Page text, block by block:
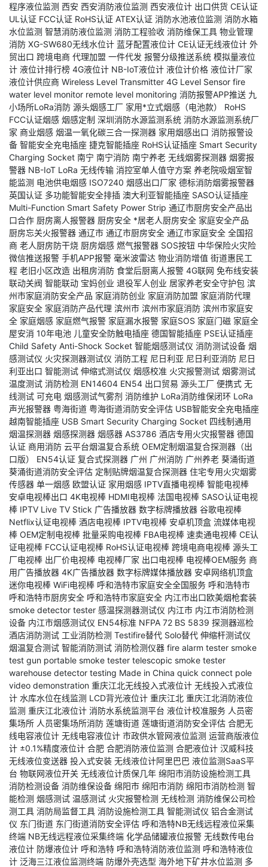
程序液位监测 西安 西安消防液位监测 西安液位计 出口供货 CE认证
UL认证 FCC认证 RoHS认证 ATEX认证 消防水池液位监测 消防水箱
水位监测 智慧消防液位监测 消防工程验收 消防维保工具 物业管理
消防 XG-SW680无线水位计 蓝牙配置液位计 CE认证无线液位计 外
贸出口 跨境电商 代理加盟 一件代发 报警分级推送系统 模拟量液位
计 液位计排行榜 4G液位计 NB-IoT液位计 液位计价格 液位计厂家
液位计供应商 Wireless Level Transmitter 4G Level Sensor fire
water level monitor remote level monitoring 消防报警APP推送 九
小场所LoRa消防 源头烟感工厂 家用*立式烟感（电池款）
RoHS
FCC认证烟感 烟感定制 深圳消防水源监测系统 消防水源监测系统厂
家 商业烟感 烟温一氧化碳三合一探测器 家用烟感出口 消防报警设
备 智能安全充电插座 捷克智能插座 RoHS认证插座 Smart Security
Charging Socket 南宁 南宁消防 南宁养老 无线烟雾探测器 烟雾报
警器 NB-IoT LoRa 无线传输 消控室单人值守方案 养老院吸烟室智
能监测 电池供电烟感 ISO7240 烟感出口厂家 德标消防烟雾报警器
英国认证 多功能智能安全排插 澳大利亚智能插座 SASO认证插座
Multi-Function Smart Safety Power Strip 通辽市厨房安全产品出
口合作 厨房离人报警器 厨房安全 *居老人厨房安全 家庭安全产品
厨房忘关火报警器 通辽市 通辽市厨房安全 通辽市家庭安全 全国招
商 老人厨房防干烧 厨房烟感 燃气报警器 SOS按钮 中华保险火灾险
微信推送报警 手机APP报警 毫米波雷达 物业消防增值 街道惠民工
程 老旧小区改造 出租房消防 食堂后厨离人报警 4G联网 免布线安装
联动关阀 智能联动 宝妈创业 退役军人创业 居家养老安全守护包 滨
州市家庭消防安全产品 家庭消防创业 家庭消防加盟 家庭消防代理
家庭安全 家庭消防产品代理 滨州市 滨州市家庭消防 滨州市家庭安
全 家庭烟感 家庭燃气报警 家庭漏水报警 家庭SOS 家庭门磁 家庭全
屋安消 10年电池 儿童安全防触电插座 德国智能插座 PSE认证插座
Child Safety Anti-Shock Socket 智能烟感测试仪 消防测试设备 烟
感测试仪 火灾探测器测试仪 消防工程 尼日利亚 尼日利亚消防 尼日
利亚出口 智能测试 伸缩式测试仪 烟感校准 火灾报警测试 烟雾测试
温度测试 消防检测 EN14604 EN54 出口贸易 源头工厂 便携式 无
线测试 可充电 烟感测试气雾剂 消防维护 LoRa消防维保闭环 LoRa
声光报警器 粤海街道 粤海街道消防安全评估 USB智能安全充电插座
越南智能插座 USB Smart Security Charging Socket 四线制通用
烟温探测器 烟感探测器 烟感器 AS3786 酒店专用火灾报警器 德国
认证 商用消防 云平台烟温复合系统 OEM定制烟温复合探测器（出
口版）
EN54认证 复合式探测器 广州 广州消防 广州养老 葵涌街道
葵涌街道消防安全评估 定制贴牌烟温复合探测器 住宅专用火灾烟雾
传感器 单一烟感 欧盟认证 家用烟感 IPTV直播电视棒 智能电视棒
安卓电视棒出口 4K电视棒 HDMI电视棒 法国电视棒 SASO认证电视
棒 IPTV Live TV Stick 广告播放器 数字标牌播放器 谷歌电视棒
Netflix认证电视棒 酒店电视棒 IPTV电视棒 安卓机顶盒 流媒体电视
棒 OEM定制电视棒 批量采购电视棒 FBA电视棒 速卖通电视棒 CE认
证电视棒 FCC认证电视棒 RoHS认证电视棒 跨境电商电视棒 源头工
厂电视棒 出厂价电视棒 电视棒厂家 出口电视棒 电视棒OEM服务 商
用广告播放器 4K广告播放器 数字标牌媒体播放器 安卓网络机顶盒
迷你电视棒 WiFi电视棒 呼和浩特市家庭安全全国服务 呼和浩特市
呼和浩特市厨房安全 呼和浩特市家庭安全 内江市出口欧美烟枪套装
smoke detector tester 感温探测器测试仪 内江市 内江市消防检测
设备 内江市烟感测试仪 EN54标准 NFPA 72 BS 5839 探测器巡检
酒店消防测试 工业消防检测 Testifire替代 Solo替代 伸缩杆测试仪
烟温复合测试 智能消防测试 消防检测仪器 fire alarm tester smoke
test gun portable smoke tester telescopic smoke tester
warehouse detector testing Made in China quick connect pole
video demonstration 重庆江北无线投入式液位计 无线投入式液位
计 水库水位在线监测 LCD背光液位计 重庆江北 重庆江北消防液位
监测 重庆江北液位计 消防水系统监测平台 液位计校准服务 人员密
集场所 人员密集场所消防 莲塘街道 莲塘街道消防安全评估 合肥无
线电容液位计 无线电容液位计 市政供水管网液位监测 运营商版液位
计 ±0.1%精度液位计 合肥 合肥消防液位监测 合肥液位计 汉威科技
无线液位变送器 投入式安装 无线液位计阿里巴巴 液位监测SaaS平
台 物联网液位开关 无线液位计质保几年 绵阳市消防设施检测工具
消防检测设备 消防维保设备 绵阳市 绵阳市消防 绵阳市消防检测 智
能检测 烟感测试 温感测试 火灾报警检测 无线检测 消防维保公司检
测工具 消防局监督工具 消防设施检测工具 智能测试仪 铝合金测试
仪 东门街道 东门街道消防安全评估 呼和浩特NB无线远程液位采集
终端 NB无线远程液位采集终端 化学品储罐液位报警 无线数传电台
液位计 防爆液位计 呼和浩特 呼和浩特消防液位监测 呼和浩特液位
计 泛海三江液位监测终端 防爆外壳选型 海外地下矿井水位监测 多